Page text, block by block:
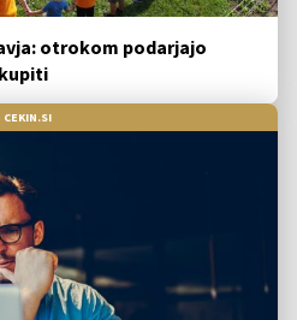
otrokom podarjajo
CEKIN.SI